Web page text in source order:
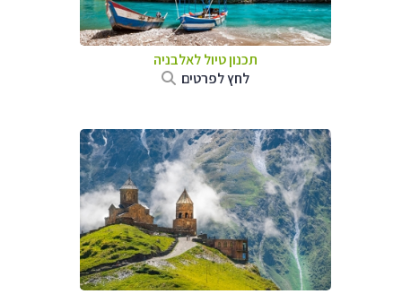
תכנון טיול לאלבניה
לחץ לפרטים